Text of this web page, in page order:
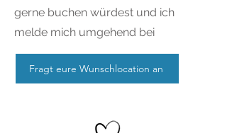
gerne buchen würdest und ich
melde mich umgehend bei
Fragt eure Wunschlocation an